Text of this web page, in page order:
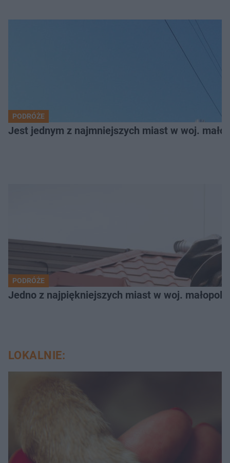
PODRÓŻE
Jest jednym z najmniejszych miast w woj.
PODRÓŻE
Jedno z najpiękniejszych miast w woj.
LOKALNIE: